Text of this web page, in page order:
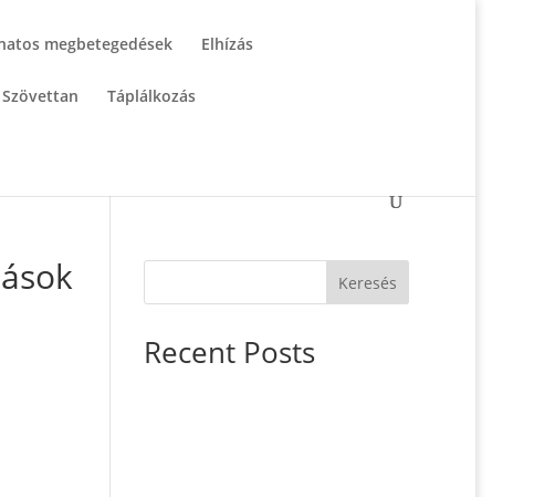
megbetegedések Elhízás
Szövettan Táplálkozás
Keresés
Recent Posts